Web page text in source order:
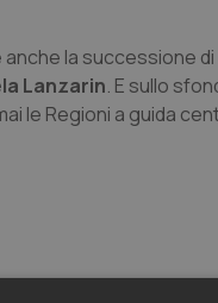
la successione
Lanzarin. E sullo
le Regioni a guida